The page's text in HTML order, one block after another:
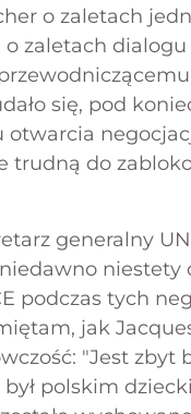
o zaletach
zaletach dialogu
się, pod
otwarcia
trudną do
generalny
niestety
podczas tych
jak
"Jest
był polskim